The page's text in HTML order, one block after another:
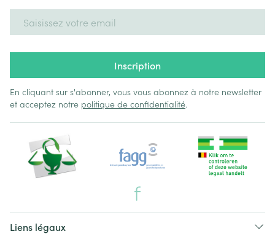
Inscription
En cliquant sur s'abonner, vous vous abonnez à notre newsletter
et acceptez notre politique de confidentialité.
Liens légaux